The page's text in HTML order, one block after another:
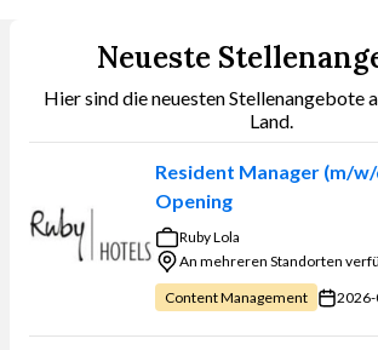
Neueste
Hier sind die neuesten Stellenangebote
Land.
Resident Manager (m/
Opening
Ruby Lola
An mehreren Standorten
Content Management